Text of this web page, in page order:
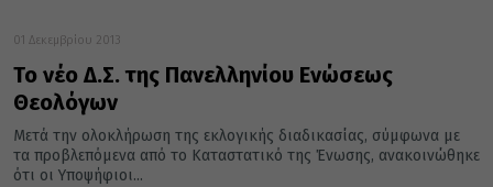
01 Δεκεμβρίου 2013
Το νέο Δ.Σ. της Πανελληνίου Ενώσεως
Θεολόγων
Μετά την ολοκλήρωση της εκλογικής διαδικασίας, σύμφωνα με
τα προβλεπόμενα από το Καταστατικό της Ένωσης, ανακοινώθηκε
ότι οι Υποψήφιοι...